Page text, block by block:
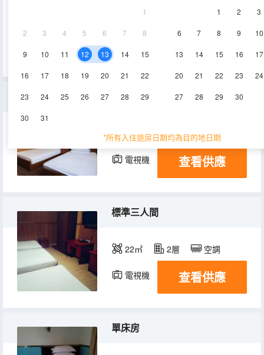
1
2 3 4 5 6 7 8
9 10 11 12 13 14 15
16 17 18 19 20 21 22
23 24 25 26 27 28 29
30 31
1
2 3
6 7 8 9 10
13 14 15 16 17
20 21 22 23 24
27 28 29 30
*所有入住退房日期均為目的地日期
雙床房
16㎡ 1-4層 空調
電視機 查看供應
標準三人間
22㎡ 2層 空調
電視機 查看供應
單床房